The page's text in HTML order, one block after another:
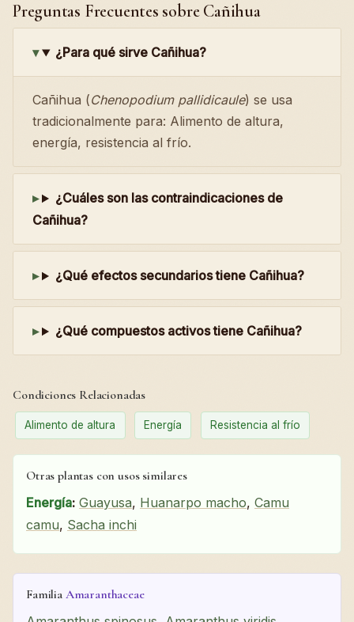
Preguntas Frecuentes sobre Cañihua
¿Para qué sirve Cañihua?
Cañihua (Chenopodium pallidicaule) se usa
tradicionalmente para: Alimento de altura,
energía, resistencia al frío.
¿Cuáles son las contraindicaciones de
Cañihua?
¿Qué efectos secundarios tiene Cañihua?
¿Qué compuestos activos tiene Cañihua?
Condiciones Relacionadas
Alimento de altura Energía Resistencia al frío
Otras plantas con usos similares
Energía: Guayusa, Huanarpo macho, Camu
camu, Sacha inchi
Familia Amaranthaceae